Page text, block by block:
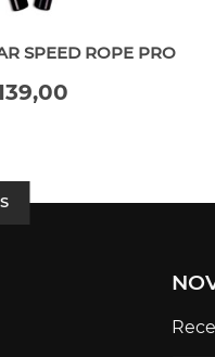
SPEED ROPE PRO